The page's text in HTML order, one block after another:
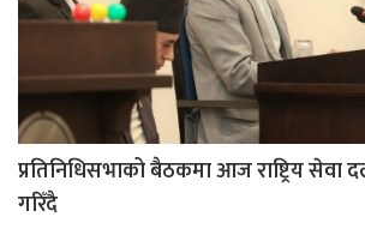
प्रतिनिधिसभाको बैठकमा आज राष्ट्रिय सेवा
गरिँदै